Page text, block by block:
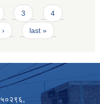
3 4
last »
४५०२९६,